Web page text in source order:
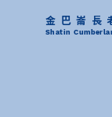
金巴崙長
Shatin